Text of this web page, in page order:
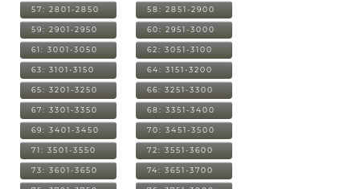
57: 2801-2850 58: 2851-2900
59: 2901-2950 60: 2951-3000
61: 3001-3050 62: 3051-3100
63: 3101-3150 64: 3151-3200
65: 3201-3250 66: 3251-3300
67: 3301-3350 68: 3351-3400
69: 3401-3450 70: 3451-3500
71: 3501-3550 72: 3551-3600
73: 3601-3650 74: 3651-3700